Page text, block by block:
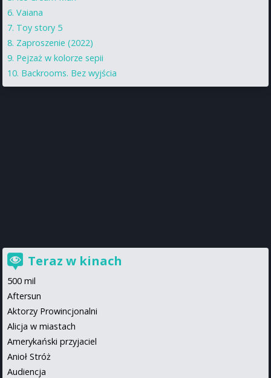
Vaiana
Toy story 5
Zaproszenie (2022)
Pejzaż w kolorze sepii
Backrooms. Bez wyjścia
Teraz w kinach
500 mil
Aftersun
Aktorzy Prowincjonalni
Alicja w miastach
Amerykański przyjaciel
Anioł Stróż
Audiencja